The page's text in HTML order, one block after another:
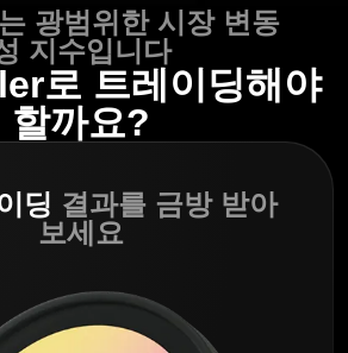
광범위한 시장 변동
지수입니다
로 트레이딩해야
할까요?
딩 결과를 금방 받아
보세요